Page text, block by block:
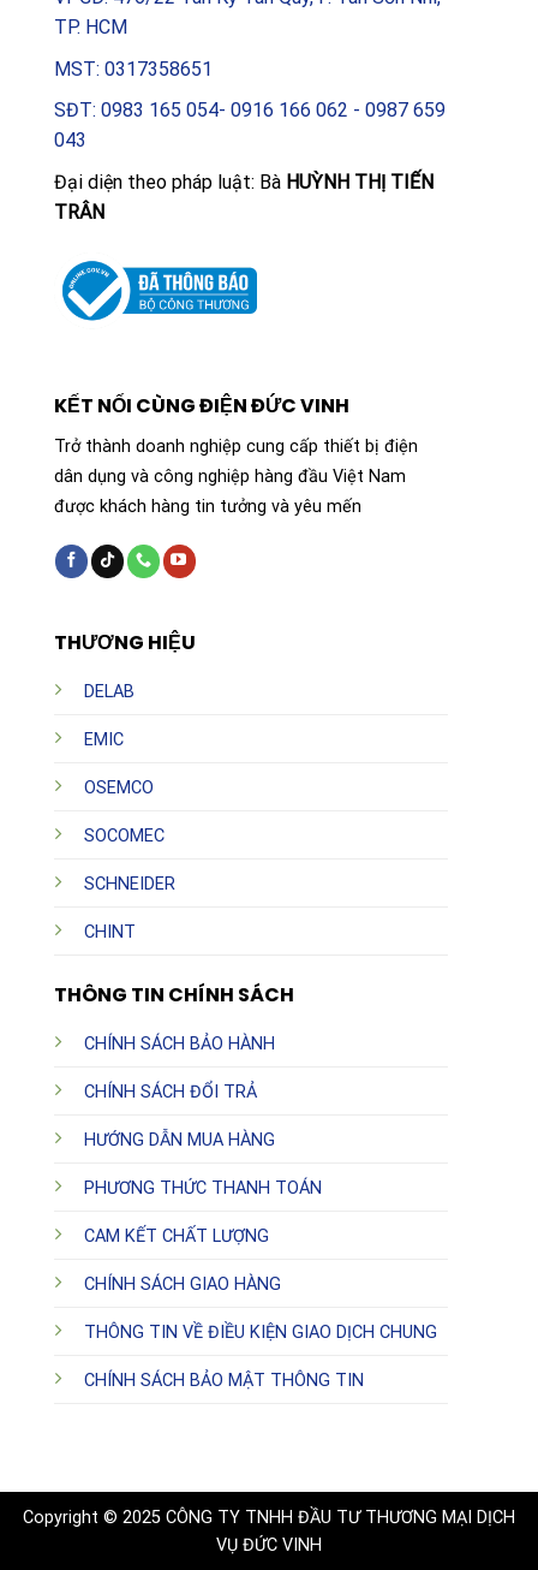
TP. HCM
MST: 0317358651
SĐT: 0983 165 054- 0916 166 062 - 0987 659
043
Đại diện theo pháp luật: Bà HUỲNH THỊ TIẾN
TRÂN
THƯƠNG HIỆU
DELAB
EMIC
OSEMCO
SOCOMEC
SCHNEIDER
CHINT
THÔNG TIN CHÍNH SÁCH
CHÍNH SÁCH BẢO HÀNH
CHÍNH SÁCH ĐỔI TRẢ
HƯỚNG DẪN MUA HÀNG
PHƯƠNG THỨC THANH TOÁN
CAM KẾT CHẤT LƯỢNG
CHÍNH SÁCH GIAO HÀNG
THÔNG TIN VỀ ĐIỀU KIỆN GIAO DỊCH CHUNG
CHÍNH SÁCH BẢO MẬT THÔNG TIN
KẾT NỐI CÙNG ĐIỆN ĐỨC VINH
Trở thành doanh nghiệp cung cấp thiết bị điện
dân dụng và công nghiệp hàng đầu Việt Nam
được khách hàng tin tưởng và yêu mến
Copyright © 2025 CÔNG TY TNHH ĐẦU TƯ THƯƠNG MẠI DỊCH
VỤ ĐỨC VINH